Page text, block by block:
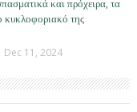
και πρόχειρα, τα
κυκλοφοριακό της
Dec 11, 2024